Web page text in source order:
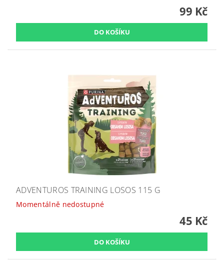
99 Kč
ADVENTUROS TRAINING LOSOS 115 G
Momentálně nedostupné
45 Kč